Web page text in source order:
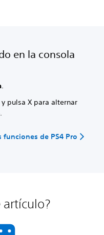
en la consola
.
y pulsa X para alternar
de PS4 Pro
artículo?